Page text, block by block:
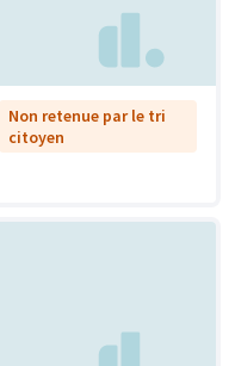
Non retenue par le tri
citoyen